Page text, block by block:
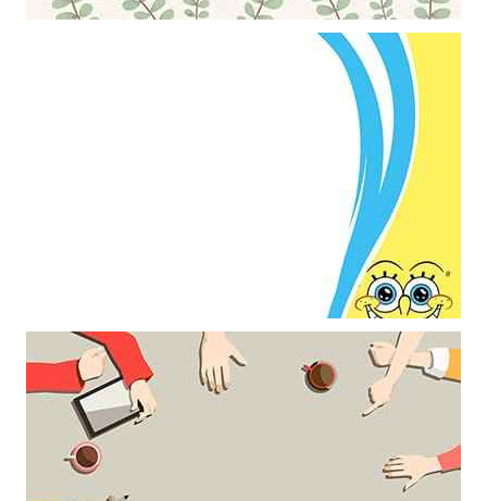
Khung ảnh nền powerpoint với những dòng kẻ và những cành lá
Khung ảnh nền powerpoint với điểm nhấn gương mặt cười